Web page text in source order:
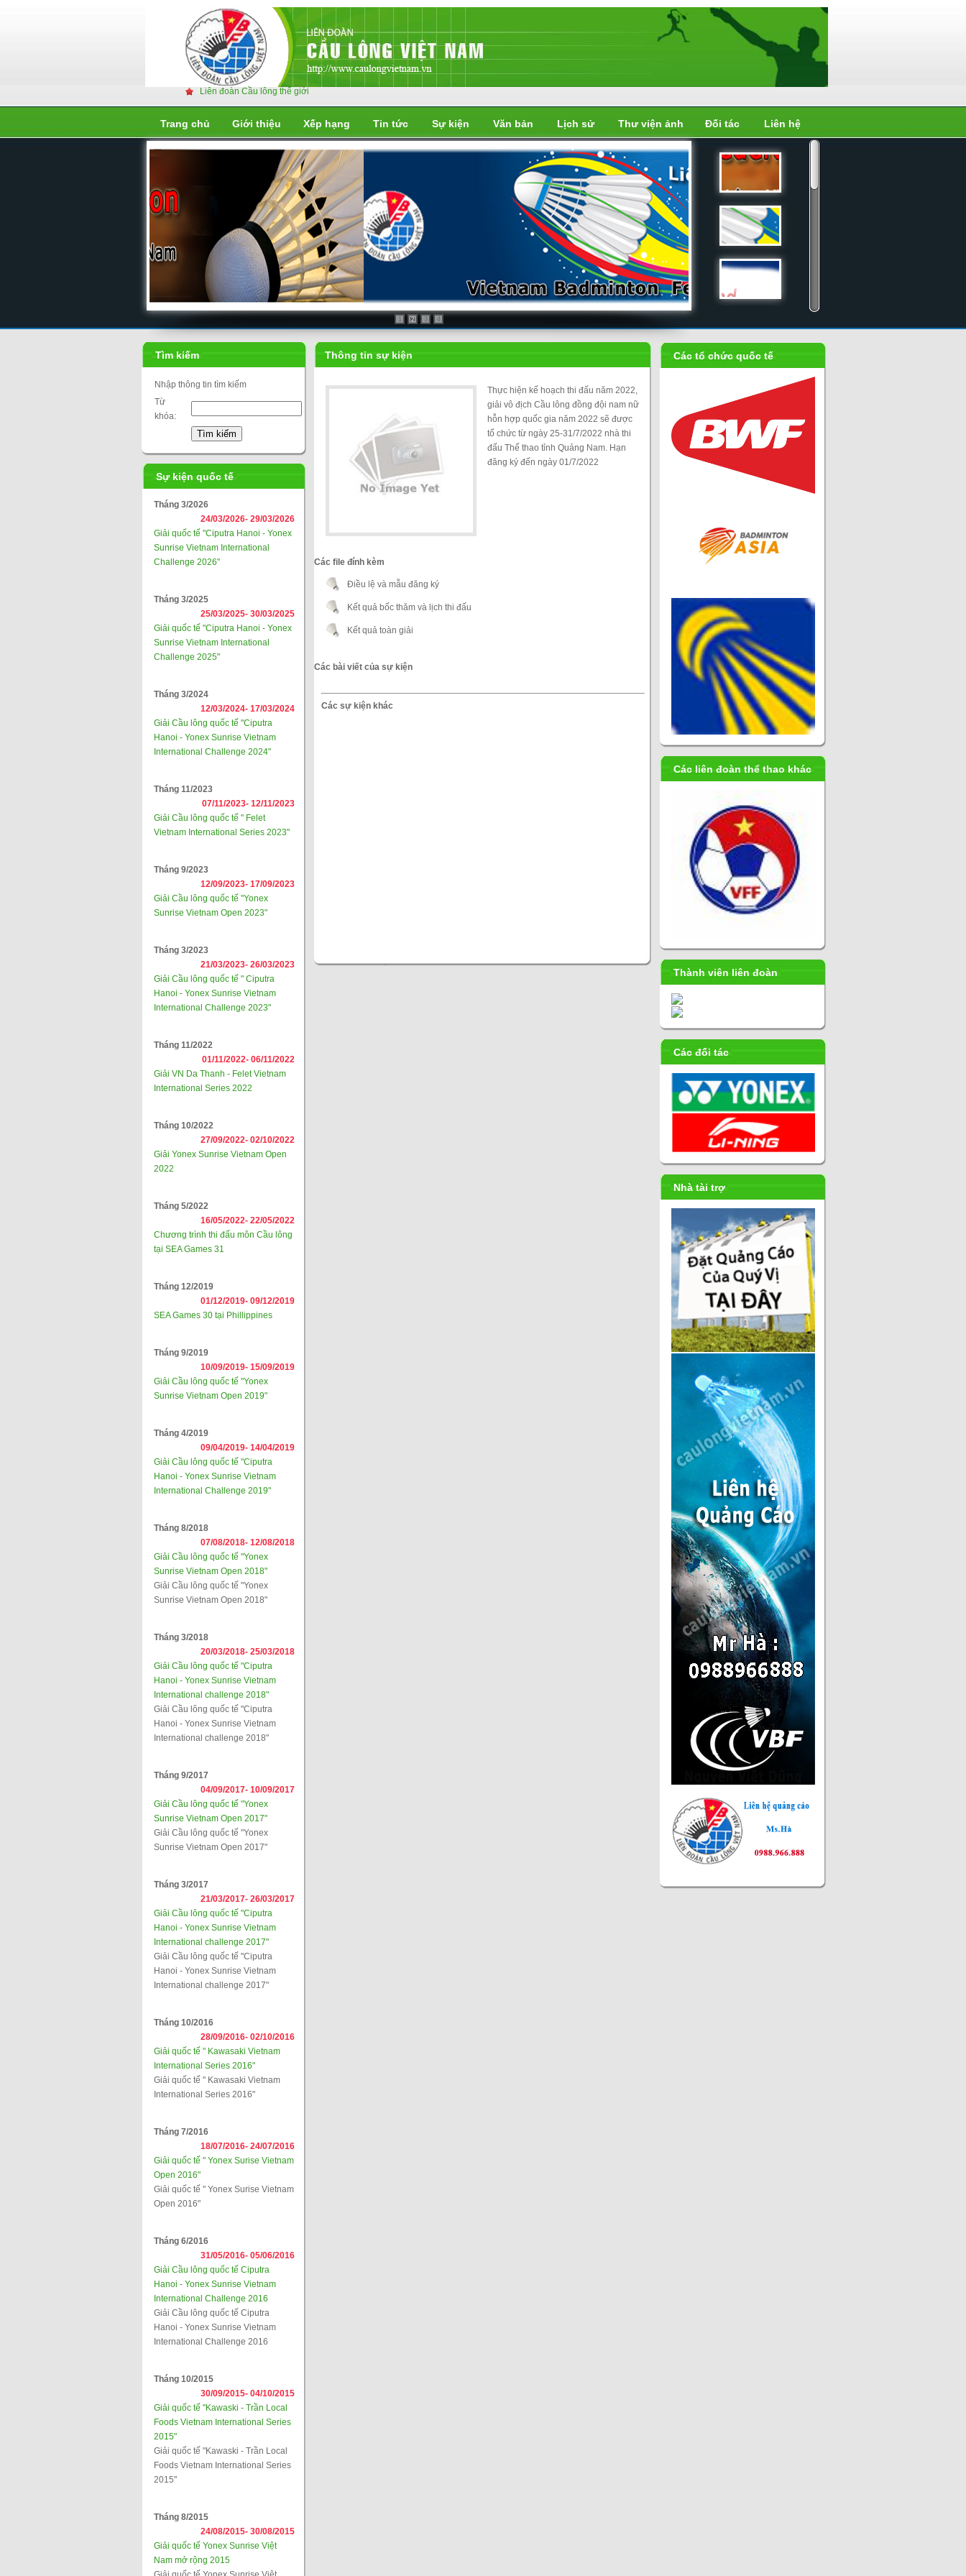
Liên đoàn Cầu lông thế giới
Trang chủ Giới thiệu Xếp hạng Tin tức Sự kiện Văn bản Lịch sử Thư viện ảnh Đối tác Liên hệ
Liên đoàn cầu lông thế giới
Liên đoàn cầu lông thế giới
1 2 3 4
Liên đoàn
cầu...
cầu...
Liên đoàn
Liên đoàn
cầu...
Tìm kiếm
Nhập thông tin tìm kiếm
Từ
khóa:
Sự kiện quốc tế
Tháng 3/2026
24/03/2026- 29/03/2026
Giải quốc tế "Ciputra Hanoi - Yonex
Sunrise Vietnam International
Challenge 2026"
Tháng 3/2025
25/03/2025- 30/03/2025
Giải quốc tế "Ciputra Hanoi - Yonex
Sunrise Vietnam International
Challenge 2025"
Tháng 3/2024
12/03/2024- 17/03/2024
Giải Cầu lông quốc tế "Ciputra
Hanoi - Yonex Sunrise Vietnam
International Challenge 2024"
Tháng 11/2023
07/11/2023- 12/11/2023
Giải Cầu lông quốc tế " Felet
Vietnam International Series 2023"
Tháng 9/2023
12/09/2023- 17/09/2023
Giải Cầu lông quốc tế "Yonex
Sunrise Vietnam Open 2023"
Tháng 3/2023
21/03/2023- 26/03/2023
Giải Cầu lông quốc tế " Ciputra
Hanoi - Yonex Sunrise Vietnam
International Challenge 2023"
Tháng 11/2022
01/11/2022- 06/11/2022
Giải VN Da Thanh - Felet Vietnam
International Series 2022
Tháng 10/2022
27/09/2022- 02/10/2022
Giải Yonex Sunrise Vietnam Open
2022
Tháng 5/2022
16/05/2022- 22/05/2022
Chương trình thi đấu môn Cầu lông
tại SEA Games 31
Tháng 12/2019
01/12/2019- 09/12/2019
SEA Games 30 tại Phillippines
Tháng 9/2019
10/09/2019- 15/09/2019
Giải Cầu lông quốc tế "Yonex
Sunrise Vietnam Open 2019"
Tháng 4/2019
09/04/2019- 14/04/2019
Giải Cầu lông quốc tế "Ciputra
Hanoi - Yonex Sunrise Vietnam
International Challenge 2019"
Tháng 8/2018
07/08/2018- 12/08/2018
Giải Cầu lông quốc tế "Yonex
Sunrise Vietnam Open 2018"
Giải Cầu lông quốc tế "Yonex
Sunrise Vietnam Open 2018"
Tháng 3/2018
20/03/2018- 25/03/2018
Giải Cầu lông quốc tế "Ciputra
Hanoi - Yonex Sunrise Vietnam
International challenge 2018"
Giải Cầu lông quốc tế "Ciputra
Hanoi - Yonex Sunrise Vietnam
International challenge 2018"
Tháng 9/2017
04/09/2017- 10/09/2017
Giải Cầu lông quốc tế "Yonex
Sunrise Vietnam Open 2017"
Giải Cầu lông quốc tế "Yonex
Sunrise Vietnam Open 2017"
Tháng 3/2017
21/03/2017- 26/03/2017
Giải Cầu lông quốc tế "Ciputra
Hanoi - Yonex Sunrise Vietnam
International challenge 2017"
Giải Cầu lông quốc tế "Ciputra
Hanoi - Yonex Sunrise Vietnam
International challenge 2017"
Tháng 10/2016
28/09/2016- 02/10/2016
Giải quốc tế " Kawasaki Vietnam
International Series 2016"
Giải quốc tế " Kawasaki Vietnam
International Series 2016"
Tháng 7/2016
18/07/2016- 24/07/2016
Giải quốc tế " Yonex Surise Vietnam
Open 2016"
Giải quốc tế " Yonex Surise Vietnam
Open 2016"
Tháng 6/2016
31/05/2016- 05/06/2016
Giải Cầu lông quốc tế Ciputra
Hanoi - Yonex Sunrise Vietnam
International Challenge 2016
Giải Cầu lông quốc tế Ciputra
Hanoi - Yonex Sunrise Vietnam
International Challenge 2016
Tháng 10/2015
30/09/2015- 04/10/2015
Giải quốc tế "Kawaski - Trần Local
Foods Vietnam International Series
2015"
Giải quốc tế "Kawaski - Trần Local
Foods Vietnam International Series
2015"
Tháng 8/2015
24/08/2015- 30/08/2015
Giải quốc tế Yonex Sunrise Việt
Nam mở rộng 2015
Thông tin sự kiện
Thực hiện kế hoạch thi đấu năm 2022,
giải vô địch Cầu lông đồng đội nam nữ
hỗn hợp quốc gia năm 2022 sẽ được
tổ chức từ ngày 25-31/7/2022 nhà thi
đấu Thể thao tỉnh Quảng Nam. Hạn
đăng ký đến ngày 01/7/2022
Các file đính kèm
Điều lệ và mẫu đăng ký
Kết quả bốc thăm và lịch thi đấu
Kết quả toàn giải
Các bài viết của sự kiện
Các sự kiện khác
Các tổ chức quốc tế
Các liên đoàn thể thao khác
Thành viên liên đoàn
Các đối tác
Nhà tài trợ